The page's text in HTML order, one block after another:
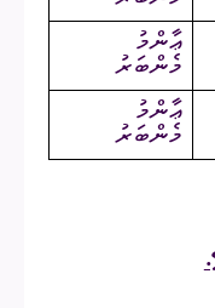
ޢާންމު
މެންބަރު
ޢާންމު
މެންބަރު